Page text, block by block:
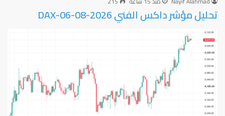
تحليل مؤشر داكس الفني DAX-06-08-2026